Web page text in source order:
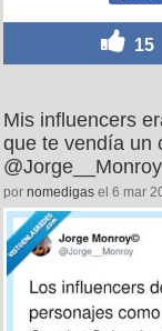
15
Mis influencers
que te vendía un
@Jorge__Monroy
por nomedigas el 6 mar